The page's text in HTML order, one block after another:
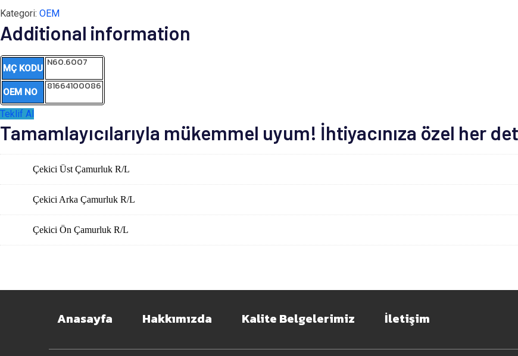
Kategori: OEM
Additional information
MÇ KODU N60.6007
OEM NO 81664100086
Teklif Al
Tamamlayıcılarıyla mükemmel uyum! İhtiyacınıza özel her
Çekici Üst Çamurluk R/L
Çekici Arka Çamurluk R/L
Çekici Ön Çamurluk R/L
Anasayfa Hakkımızda Kalite Belgelerimiz İletişim